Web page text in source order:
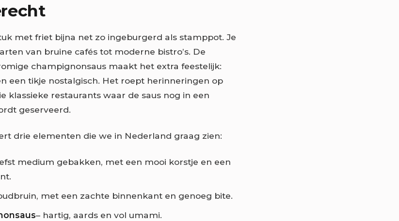
met friet bijna net zo ingeburgerd als stamppot. Je
van bruine cafés tot moderne bistro’s. De
champignonsaus maakt het extra feestelijk:
een tikje nostalgisch. Het roept herinneringen op
klassieke restaurants waar de saus nog in een
geserveerd.
drie elementen die we in Nederland graag zien:
medium gebakken, met een mooi korstje en een
met een zachte binnenkant en genoeg bite.
– hartig, aards en vol umami.